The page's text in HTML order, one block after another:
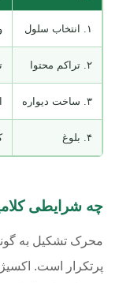
۱. انتخاب سلول
۲. تراکم محتوا
۳. ساخت دیواره
۴. بلوغ
چه شرایطی
محرک تشکیل به